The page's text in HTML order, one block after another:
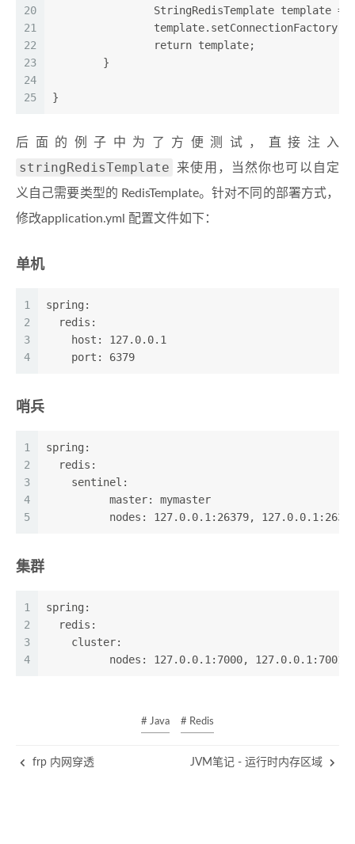
20
21
22
23
24
25
StringRedisTemplate template
		return template;
	}
}
后面的例子中为了方便测试，直接注入
stringRedisTemplate
来使用，当然你也可以自定
义自己需要类型的 RedisTemplate。针对不同的部署方式，
修改application.yml 配置文件如下：
单机
1
2
3
4
spring:
  redis:
    host: 127.0.0.1
    port: 6379
哨兵
1
2
3
4
5
spring:
  redis:
    sentinel:
	  master: mymaster
nodes: 127.0.0.1:26379,
集群
1
2
3
4
spring:
  redis:
    cluster:
nodes: 127.0.0.1:7000,
# Java # Redis
frp 内网穿透 JVM笔记 - 运行时内存区域